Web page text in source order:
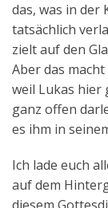
das, was in der
tatsächlich
zielt auf den
Aber das
weil Lukas hier
ganz offen
es ihm in
Ich lade euch
auf dem